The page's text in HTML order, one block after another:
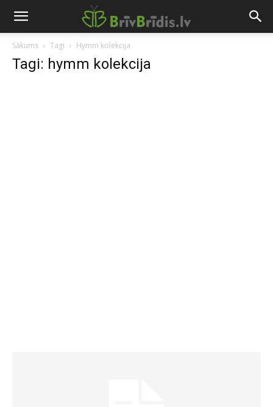
Sākums Tagi Hymm kolekcija
Tagi: hymm kolekcija